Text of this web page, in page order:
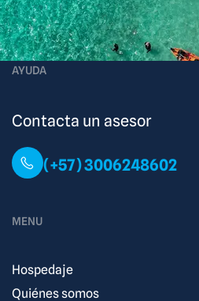
AYUDA
Contacta un asesor
(+57) 3006248602
MENU
Hospedaje
Quiénes somos